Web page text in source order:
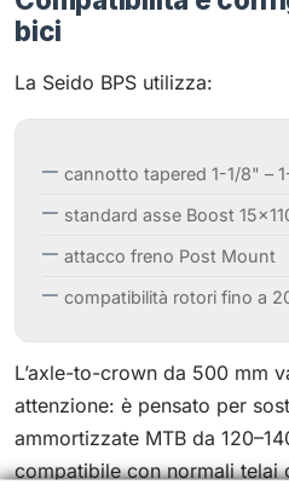
bici
La Seido BPS utilizza:
cannotto tapered 1-1/8" –
standard asse Boost
attacco freno Post Mount
compatibilità rotori fino a
L’axle-to-crown da 500 mm
attenzione: è pensato per
ammortizzate MTB da
compatibile con normali telai